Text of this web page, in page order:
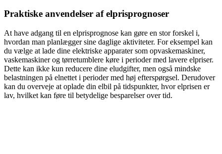
Praktiske anvendelser af elprisprognoser
At have adgang til en elprisprognose kan gøre en stor forskel i,
hvordan man planlægger sine daglige aktiviteter. For eksempel kan
du vælge at lade dine elektriske apparater som opvaskemaskiner,
vaskemaskiner og tørretumblere køre i perioder med lavere elpriser.
Dette kan ikke kun reducere dine eludgifter, men også mindske
belastningen på elnettet i perioder med høj efterspørgsel. Derudover
kan du overveje at oplade din elbil på tidspunkter, hvor elprisen er
lav, hvilket kan føre til betydelige besparelser over tid.